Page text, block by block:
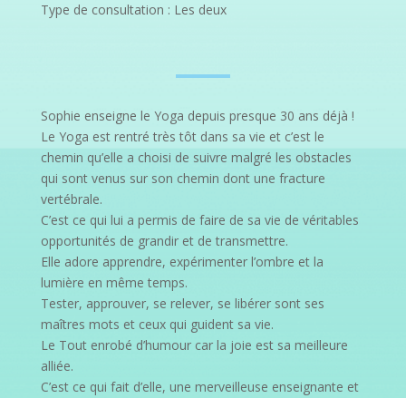
Type de consultation : Les deux
Sophie enseigne le Yoga depuis presque 30 ans déjà !
Le Yoga est rentré très tôt dans sa vie et c’est le
chemin qu’elle a choisi de suivre malgré les obstacles
qui sont venus sur son chemin dont une fracture
vertébrale.
C’est ce qui lui a permis de faire de sa vie de véritables
opportunités de grandir et de transmettre.
Elle adore apprendre, expérimenter l’ombre et la
lumière en même temps.
Tester, approuver, se relever, se libérer sont ses
maîtres mots et ceux qui guident sa vie.
Le Tout enrobé d’humour car la joie est sa meilleure
alliée.
C’est ce qui fait d’elle, une merveilleuse enseignante et